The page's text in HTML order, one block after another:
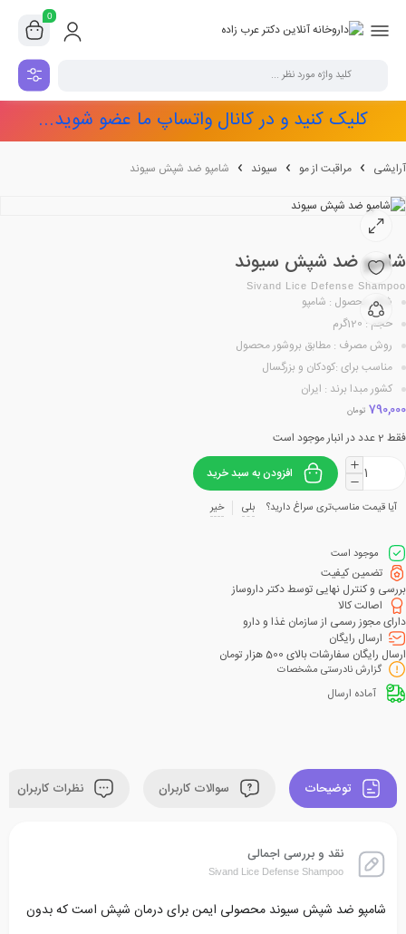
0
کلیک کنید و در کانال واتساپ ما عضو شوید...
آرایشی مراقبت از مو سیوند شامپو ضد شپش سیوند
شامپو ضد شپش سیوند
Sivand Lice Defense Shampoo
شکل محصول : شامپو
حجم : 120گرم
روش مصرف : مطابق بروشور محصول
مناسب برای :کودکان و بزرگسال
کشور مبدا برند : ایران
790,000 تومان
فقط 2 عدد در انبار موجود است
افزودن به سبد خرید
آیا قیمت مناسب‌تری سراغ دارید؟ بلی خیر
موجود است
تضمین کیفیت
بررسی و کنترل نهایی توسط دکتر داروساز
اصالت کالا
دارای مجوز رسمی از سازمان غذا و دارو
ارسال رایگان
ارسال رایگان سفارشات بالای 500 هزار تومان
گزارش نادرستی مشخصات
آماده ارسال
توضیحات سوالات کاربران نظرات کاربران
نقد و بررسی اجمالی
Sivand Lice Defense Shampoo
شامپو ضد شپش سیوند محصولی ایمن برای درمان شپش است که بدون